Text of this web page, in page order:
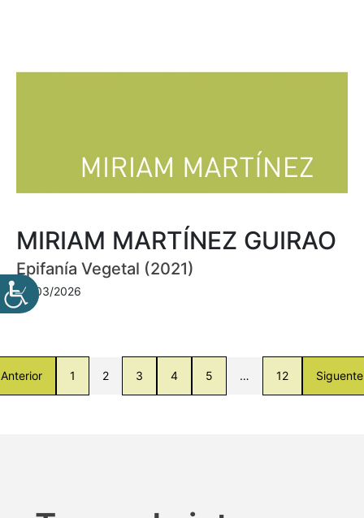
MIRIAM MARTÍNEZ GUIRAO
Epifanía Vegetal (2021)
30/03/2026
Anterior 1 2 3 4 5 … 12 Siguente